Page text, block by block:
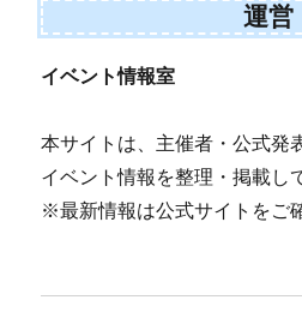
運営
イベント情報室
本サイトは、主催者・公式発
イベント情報を整理・掲載し
※最新情報は公式サイトをご